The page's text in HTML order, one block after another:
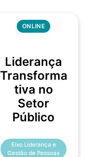
ONLINE
Liderança
Transforma
tiva no
Setor
Público
Eixo Liderança e
Gestão de Pessoas